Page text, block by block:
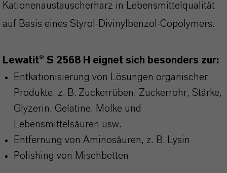
Kationenaustauscherharz in Lebensmittelqualität
auf Basis eines Styrol-Divinylbenzol-Copolymers.
Lewatit® S 2568 H eignet sich besonders zur:
Entkationisierung von Lösungen organischer
Produkte, z. B. Zuckerrüben, Zuckerrohr, Stärke,
Glyzerin, Gelatine, Molke und
Lebensmittelsäuren usw.
Entfernung von Aminosäuren, z. B. Lysin
Polishing von Mischbetten